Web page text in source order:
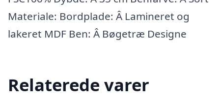
Materiale: Bordplade: Â Lamineret og
lakeret MDF Ben: Â Bøgetræ Designe
Relaterede varer